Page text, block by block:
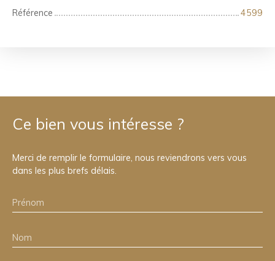
Référence
4599
Ce bien vous intéresse ?
Merci de remplir le formulaire, nous reviendrons vers vous
dans les plus brefs délais.
Prénom
Nom